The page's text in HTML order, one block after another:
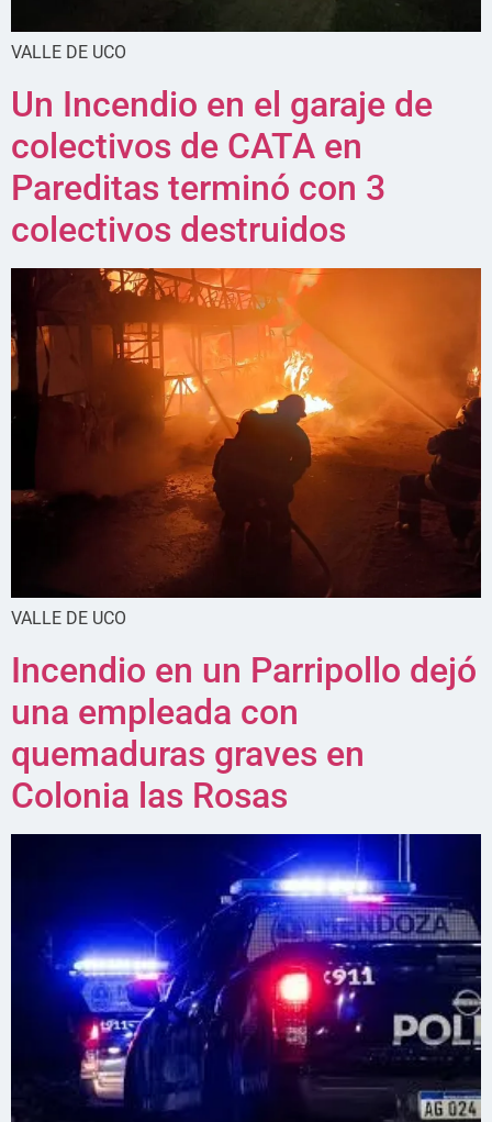
VALLE DE UCO
Un Incendio en el garaje de
colectivos de CATA en
Pareditas terminó con 3
colectivos destruidos
VALLE DE UCO
Incendio en un Parripollo dejó
una empleada con
quemaduras graves en
Colonia las Rosas